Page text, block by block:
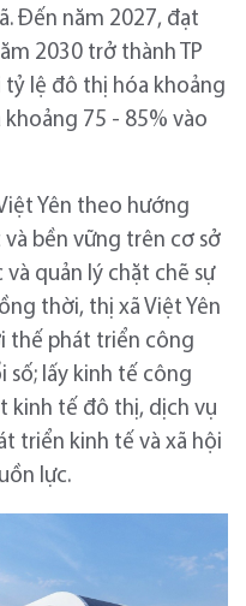
Đến năm 2027, đạt
2030 trở thành TP
lệ đô thị hóa khoảng
75 - 85% vào
Yên theo hướng
bền vững trên cơ sở
quản lý chặt chẽ sự
thời, thị xã Việt Yên
thế phát triển công
số; lấy kinh tế công
kinh tế đô thị, dịch vụ
triển kinh tế và xã hội
lực.